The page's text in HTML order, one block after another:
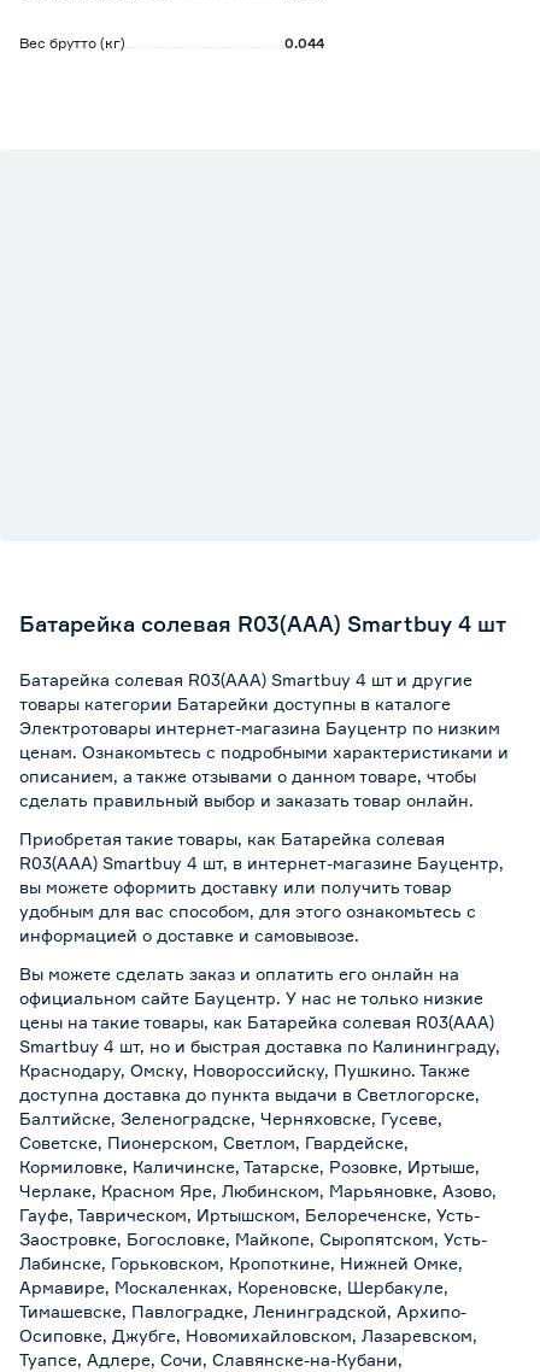
Вес брутто (кг) 0.044
Батарейка солевая R03(ААА) Smartbuy 4 шт
Батарейка солевая R03(ААА) Smartbuy 4 шт и другие
товары категории Батарейки доступны в каталоге
Электротовары интернет-магазина Бауцентр по низким
ценам. Ознакомьтесь с подробными характеристиками и
описанием, а также отзывами о данном товаре, чтобы
сделать правильный выбор и заказать товар онлайн.
Приобретая такие товары, как Батарейка солевая
R03(ААА) Smartbuy 4 шт, в интернет-магазине Бауцентр,
вы можете оформить доставку или получить товар
удобным для вас способом, для этого ознакомьтесь с
информацией о доставке и самовывозе.
Вы можете сделать заказ и оплатить его онлайн на
официальном сайте Бауцентр. У нас не только низкие
цены на такие товары, как Батарейка солевая R03(ААА)
Smartbuy 4 шт, но и быстрая доставка по Калининграду,
Краснодару, Омску, Новороссийску, Пушкино. Также
доступна доставка до пункта выдачи в Светлогорске,
Балтийске, Зеленоградске, Черняховске, Гусеве,
Советске, Пионерском, Светлом, Гвардейске,
Кормиловке, Каличинске, Татарске, Розовке, Иртыше,
Черлаке, Красном Яре, Любинском, Марьяновке, Азово,
Гауфе, Таврическом, Иртышском, Белореченске, Усть-
Заостровке, Богословке, Майкопе, Сыропятском, Усть-
Лабинске, Горьковском, Кропоткине, Нижней Омке,
Армавире, Москаленках, Кореновске, Шербакуле,
Тимашевске, Павлоградке, Ленинградской, Архипо-
Осиповке, Джубге, Новомихайловском, Лазаревском,
Туапсе, Адлере, Сочи, Славянске-на-Кубани,